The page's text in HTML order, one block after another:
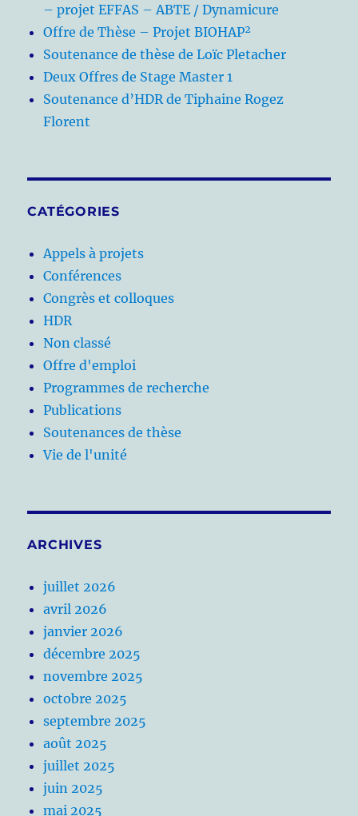
– projet EFFAS – ABTE / Dynamicure
Offre de Thèse – Projet BIOHAP²
Soutenance de thèse de Loïc Pletacher
Deux Offres de Stage Master 1
Soutenance d’HDR de Tiphaine Rogez
Florent
CATÉGORIES
Appels à projets
Conférences
Congrès et colloques
HDR
Non classé
Offre d'emploi
Programmes de recherche
Publications
Soutenances de thèse
Vie de l'unité
ARCHIVES
juillet 2026
avril 2026
janvier 2026
décembre 2025
novembre 2025
octobre 2025
septembre 2025
août 2025
juillet 2025
juin 2025
mai 2025